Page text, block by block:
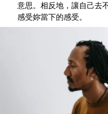
意思。相反地，讓自己去
感受妳當下的感受。